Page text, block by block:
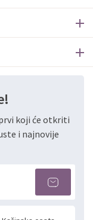
koji će otkriti
i najnovije